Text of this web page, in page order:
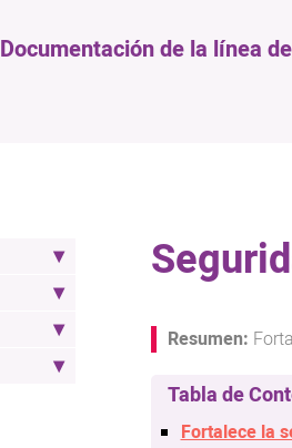
Documentación de la línea
Fortalece la